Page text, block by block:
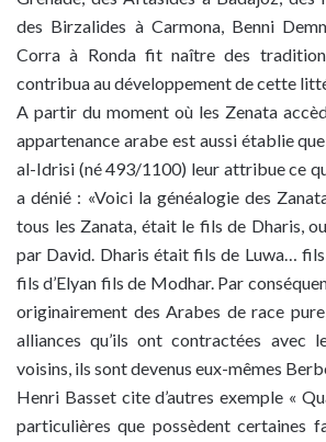
des Birzalides à Carmona, Benni
Corra à Ronda fit naître des
contribua au développement de cette
A partir du moment où les Zenata
appartenance arabe est aussi établie
al-Idrisi (né 493/1100) leur attribue ce
a dénié : «Voici la généalogie des
tous les Zanata, était le fils de Dharis,
par David. Dharis était fils de Luwa…
fils d’Elyan fils de Modhar. Par
originairement des Arabes de race
alliances qu’ils ont contractées avec
voisins, ils sont devenus eux-mêmes
Henri Basset cite d’autres exemple «
particulières que possèdent certaines